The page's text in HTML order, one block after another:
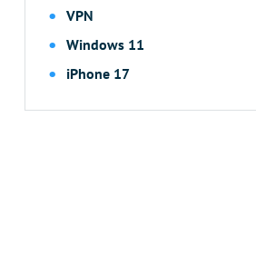
VPN
Windows 11
iPhone 17